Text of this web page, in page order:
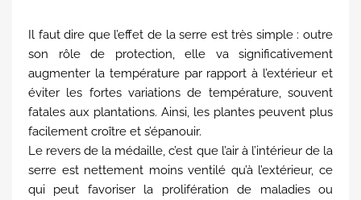
Il faut dire que l’effet de la serre est très simple : outre
son rôle de protection, elle va significativement
augmenter la température par rapport à l’extérieur et
éviter les fortes variations de température, souvent
fatales aux plantations. Ainsi, les plantes peuvent plus
facilement croître et s’épanouir.
Le revers de la médaille, c’est que l’air à l’intérieur de la
serre est nettement moins ventilé qu’à l’extérieur, ce
qui peut favoriser la prolifération de maladies ou